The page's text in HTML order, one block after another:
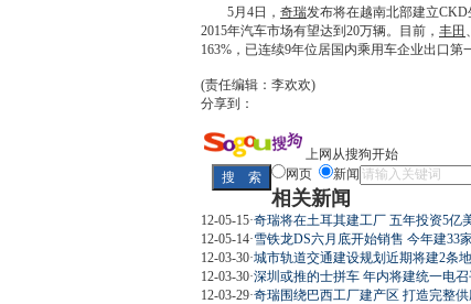
5月4日， 奇瑞发布将在越南北部建立
2015年汽车市场有望达到20万辆。目前， 丰田 、
163%，已连续9年位居国内乘用车企业出口第
(责任编辑：李欢欢)
分享到：
上网从搜狗开始
网页
新闻
相关新闻
12-05-15·奇瑞将在土耳其建工厂 五年投资5亿
12-05-14·雪铁龙DS六月底开始销售 今年建33
12-03-30·城市轨道交通建设规划近期将建2条
12-03-30·深圳或推的士拼车 年内将建统一电
12-03-29·奇瑞围绕巴西工厂建产区 打造完整